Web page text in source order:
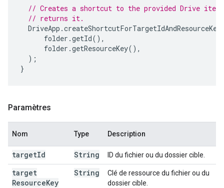
// Creates a shortcut to the provided Drive item
// returns it.
DriveApp .createShortcutForTargetIdAndResourceKey
folder .getId(),
folder .getResourceKey(),
);
}
Paramètres
Nom Type Description
targetId String ID du fichier ou du dossier cible.
target
ResourceKey
String
Clé de ressource du fichier ou du
dossier cible.